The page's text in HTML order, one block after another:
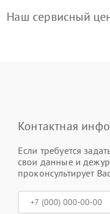
Наш сервисный
Контактная
Если требуется
свои данные и
проконсультирует